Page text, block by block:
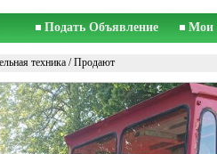
Подать Объявление Мои
техника / Продают